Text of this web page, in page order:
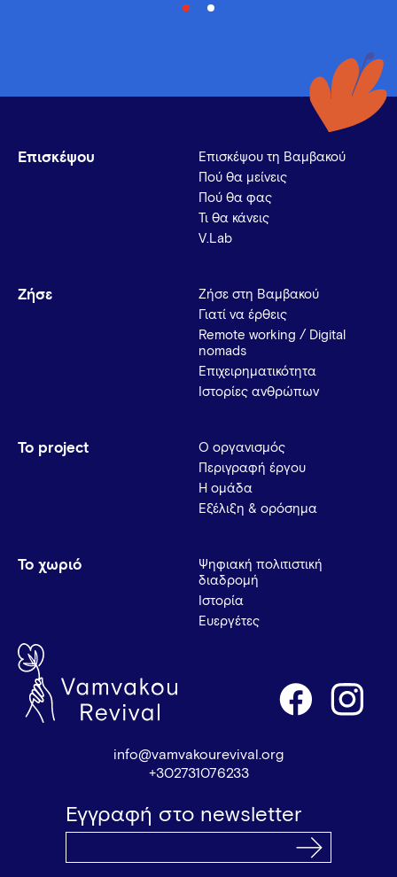
Επισκέψου
Επισκέψου τη Βαμβακού
Πού θα μείνεις
Πού θα φας
Τι θα κάνεις
V.Lab
Ζήσε
Ζήσε στη Βαμβακού
Γιατί να έρθεις
Remote working / Digital
nomads
Επιχειρηματικότητα
Ιστορίες ανθρώπων
Το project
Ο οργανισμός
Περιγραφή έργου
Η ομάδα
Εξέλιξη & ορόσημα
Το χωριό
Ψηφιακή πολιτιστική
διαδρομή
Ιστορία
Ευεργέτες
info@vamvakourevival.org
+302731076233
Εγγραφή στο newsletter